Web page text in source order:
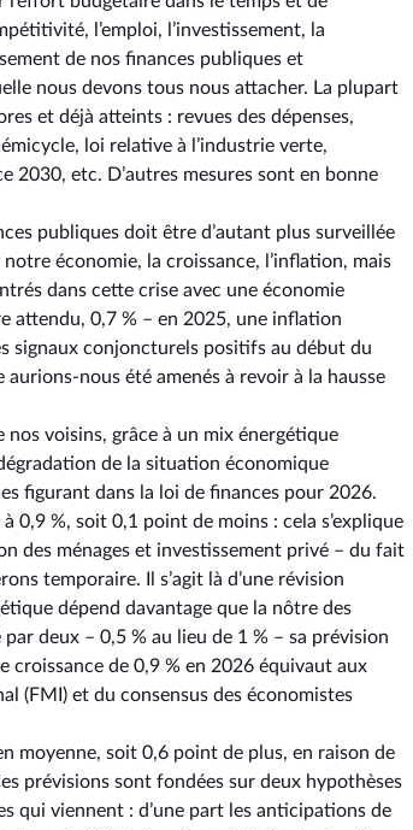
l’emploi, l’investissement, la
de nos finances publiques et
nous devons tous nous attacher. La plupart
et déjà atteints : revues des dépenses,
loi relative à l’industrie verte,
2030, etc. D’autres mesures sont en bonne
publiques doit être d’autant plus surveillée
économie, la croissance, l’inflation, mais
dans cette crise avec une économie
attendu, 0,7 % – en 2025, une inflation
signaux conjoncturels positifs au début du
nous été amenés à revoir à la hausse
nos voisins, grâce à un mix énergétique
de la situation économique
figurant dans la loi de finances pour 2026.
0,9 %, soit 0,1 point de moins : cela s’explique
des ménages et investissement privé – du fait
temporaire. Il s’agit là d’une révision
dépend davantage que la nôtre des
deux –⁠ 0,5 % au lieu de 1 % – sa prévision
croissance de 0,9 % en 2026 équivaut aux
(FMI) et du consensus des économistes
moyenne, soit 0,6 point de plus, en raison de
prévisions sont fondées sur deux hypothèses
qui viennent : d’une part les anticipations de